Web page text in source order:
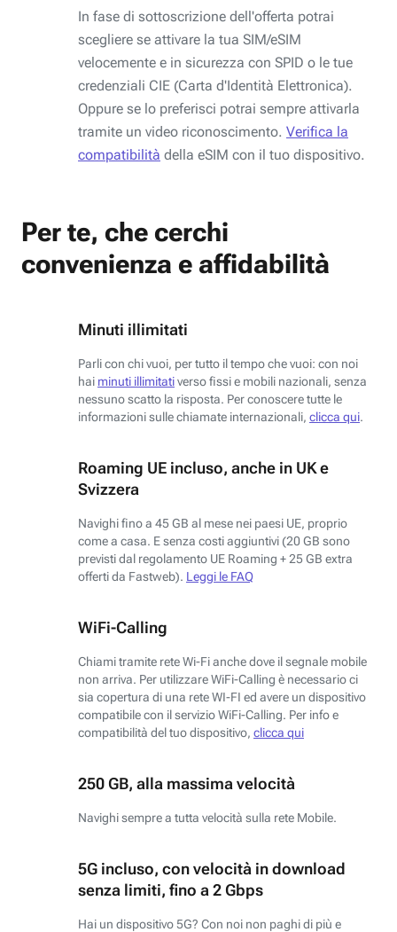
In fase di sottoscrizione dell'offerta potrai
scegliere se attivare la tua SIM/eSIM
velocemente e in sicurezza con SPID o le tue
credenziali CIE (Carta d'Identità Elettronica).
Oppure se lo preferisci potrai sempre attivarla
tramite un video riconoscimento. Verifica la
compatibilità della eSIM con il tuo dispositivo.
Per te, che cerchi
convenienza e affidabilità
Minuti illimitati
Parli con chi vuoi, per tutto il tempo che vuoi: con noi
hai minuti illimitativerso fissi e mobili nazionali, senza
nessuno scatto la risposta. Per conoscere tutte le
informazioni sulle chiamate internazionali, clicca qui.
Roaming UE incluso, anche in UK e
Svizzera
Navighi fino a 45 GB al mese nei paesi UE, proprio
come a casa. E senza costi aggiuntivi (20 GB sono
previsti dal regolamento UE Roaming + 25 GB extra
offerti da Fastweb). Leggi le FAQ
WiFi-Calling
Chiami tramite rete Wi-Fi anche dove il segnale mobile
non arriva. Per utilizzare WiFi-Calling è necessario ci
sia copertura di una rete WI-FI ed avere un dispositivo
compatibile con il servizio WiFi-Calling. Per info e
compatibilità del tuo dispositivo, clicca qui
250 GB, alla massima velocità
Navighi sempre a tutta velocità sulla rete Mobile.
5G incluso, con velocità in download
senza limiti, fino a 2 Gbps
Hai un dispositivo 5G? Con noi non paghi di più e